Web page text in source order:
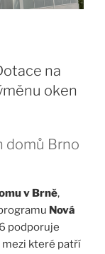
na
oken
domů Brno
v Brně,
Nová
podporuje
které patří